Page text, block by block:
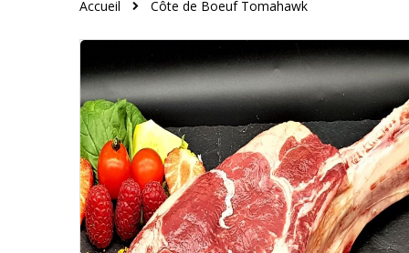
Accueil Côte de Boeuf Tomahawk
Skip
the
end
of
the
images
gallery